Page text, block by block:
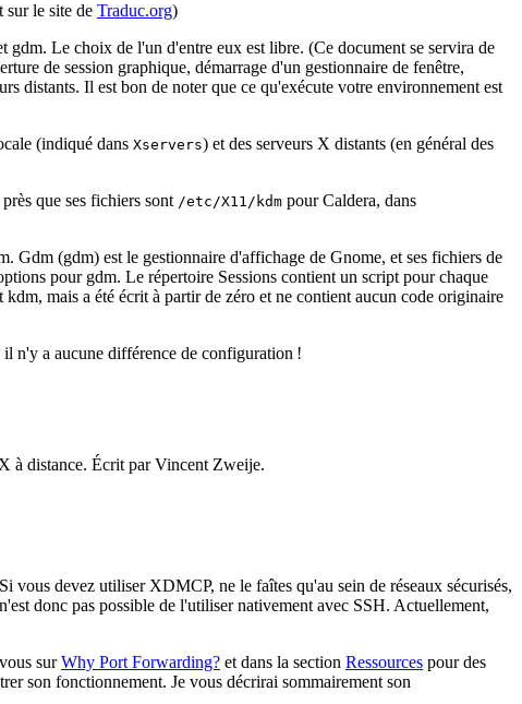
sur le site de Traduc.org)
Le choix de l'un d'entre eux est libre. (Ce document se servira de
de session graphique, démarrage d'un gestionnaire de fenêtre,
distants. Il est bon de noter que ce qu'exécute votre environnement est
(indiqué dans Xservers) et des serveurs X distants (en général des
que ses fichiers sont /etc/X11/kdm pour Caldera, dans
Gdm (gdm) est le gestionnaire d'affichage de Gnome, et ses fichiers de
pour gdm. Le répertoire Sessions contient un script pour chaque
mais a été écrit à partir de zéro et ne contient aucun code originaire
n'y a aucune différence de configuration !
à distance. Écrit par Vincent Zweije.
devez utiliser XDMCP, ne le faîtes qu'au sein de réseaux sécurisés,
donc pas possible de l'utiliser nativement avec SSH. Actuellement,
surWhy Port Forwarding? et dans la section Ressources pour des
son fonctionnement. Je vous décrirai sommairement son